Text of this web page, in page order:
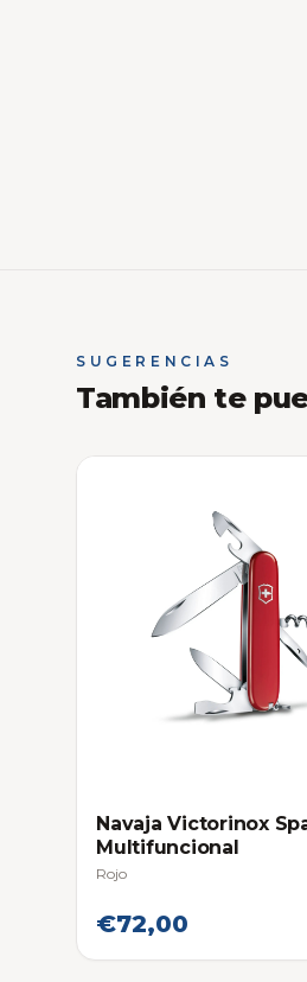
SUGERENCIAS
También te
Navaja Victorinox
Multifuncional
Rojo
€72,00